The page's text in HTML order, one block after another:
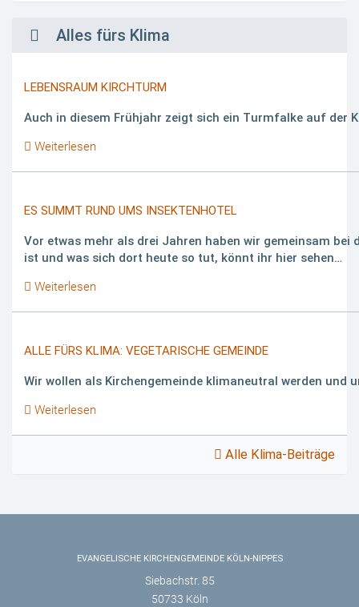
Alles fürs Klima
LEBENSRAUM KIRCHTURM
Auch in diesem Frühjahr zeigt sich ein Turmfalke auf der
Weiterlesen
ES SUMMT RUND UMS INSEKTENHOTEL
Vor etwas mehr als drei Jahren haben wir gemeinsam
ist und was sich dort heute so tut, könnt ihr hier sehen…
Weiterlesen
ALLE FÜRS KLIMA: VEGETARISCHE GEMEINDE
Wir wollen als Kirchengemeinde klimaneutral werden und
Weiterlesen
Alle Klima-Beiträge
EVANGELISCHE KIRCHENGEMEINDE KÖLN-NIPPES
Siebachstr. 85
50733 Köln